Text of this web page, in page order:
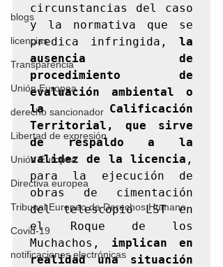
blogs
licencias
Transparencia
Unión Europea
derecho sancionador
Libertad de expresión
Unión Europea
Directiva europea
Tribunal Europeo de Derechos Humano
Covid-19
notificaciones electrónicas
circunstancias del caso
y la normativa que se
predica infringida, la
ausencia de
procedimiento de
evaluación ambiental o
la Calificación
Territorial, que sirve
de respaldo a la
validez de la licencia ,
para la ejecución de
obras de cimentación
del telescopio LST en
el Roque de los
Muchachos, implican en
realidad una situación